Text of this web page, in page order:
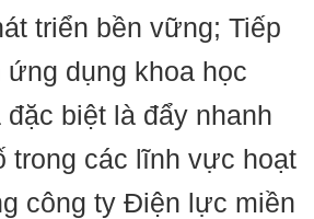
triển bền vững; Tiếp
ứng dụng khoa học
biệt là đẩy nhanh
trong các lĩnh vực hoạt
công ty Điện lực miền